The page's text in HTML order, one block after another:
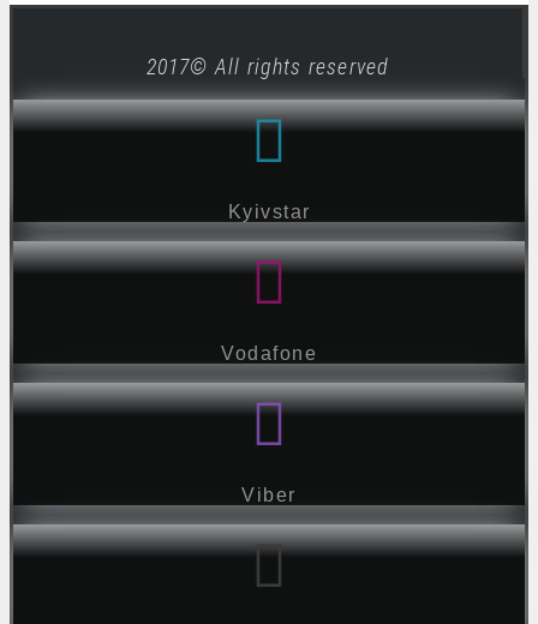
2017© All rights reserved
Kyivstar
Vodafone
Viber